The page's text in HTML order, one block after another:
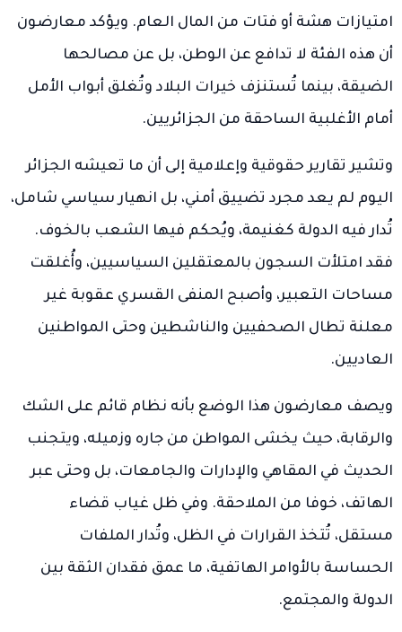
امتيازات هشة أو فتات من المال العام. ويؤكد معارضون
أن هذه الفئة لا تدافع عن الوطن، بل عن مصالحها
الضيقة، بينما تُستنزف خيرات البلاد وتُغلق أبواب الأمل
أمام الأغلبية الساحقة من الجزائريين.
وتشير تقارير حقوقية وإعلامية إلى أن ما تعيشه الجزائر
اليوم لم يعد مجرد تضييق أمني، بل انهيار سياسي شامل،
تُدار فيه الدولة كغنيمة، ويُحكم فيها الشعب بالخوف.
فقد امتلأت السجون بالمعتقلين السياسيين، وأُغلقت
مساحات التعبير، وأصبح المنفى القسري عقوبة غير
معلنة تطال الصحفيين والناشطين وحتى المواطنين
العاديين.
ويصف معارضون هذا الوضع بأنه نظام قائم على الشك
والرقابة، حيث يخشى المواطن من جاره وزميله، ويتجنب
الحديث في المقاهي والإدارات والجامعات، بل وحتى عبر
الهاتف، خوفا من الملاحقة. وفي ظل غياب قضاء
مستقل، تُتخذ القرارات في الظل، وتُدار الملفات
الحساسة بالأوامر الهاتفية، ما عمق فقدان الثقة بين
الدولة والمجتمع.